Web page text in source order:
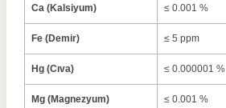
Ca (Kalsiyum) ≤ 0.001 %
Fe (Demir) ≤ 5 ppm
Hg (Cıva) ≤ 0.000001 %
Mg (Magnezyum) ≤ 0.001 %